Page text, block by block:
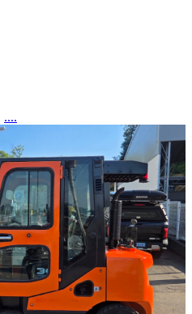
....